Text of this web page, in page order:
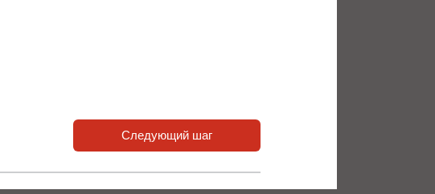
Модули расширения входов / выходов
EPC -TM1 1xАВХ, 1xЦВХ, 1x АВЫХ , 1 РВЫХ
EPC -TM2 2xЦВХ, 2xPT100 АВХ, 2xРВЫХ, 2xАВЫХ
Следующий шаг